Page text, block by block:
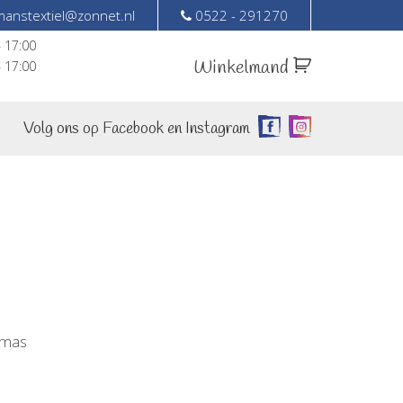
0522 - 291270
17:00
17:00
Winkelmand
Volg ons op Facebook en Instagram